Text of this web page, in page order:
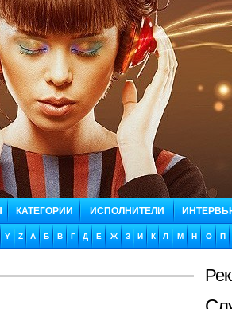
КАТЕГОРИИ ИСПОЛНИТЕЛИ
Y Z А Б В Г Д Е Ж З И К Л М Н О П